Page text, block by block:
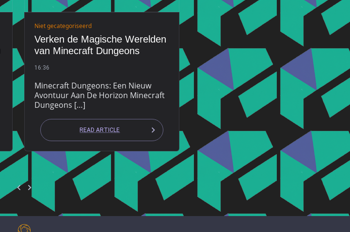
Niet gecategoriseerd
Verken de Magische Werelden
van Minecraft Dungeons
16:36
Minecraft Dungeons: Een Nieuw
Avontuur Aan De Horizon Minecraft
Dungeons […]
READ ARTICLE